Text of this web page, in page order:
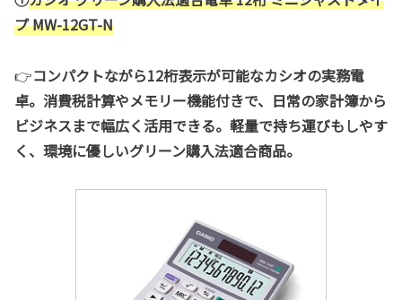
プ MW-12GT-N
👉コンパクトながら12桁表示が可能なカシオの実務電
卓。消費税計算やメモリー機能付きで、日常の家計簿から
ビジネスまで幅広く活用できる。軽量で持ち運びもしやす
く、環境に優しいグリーン購入法適合商品。